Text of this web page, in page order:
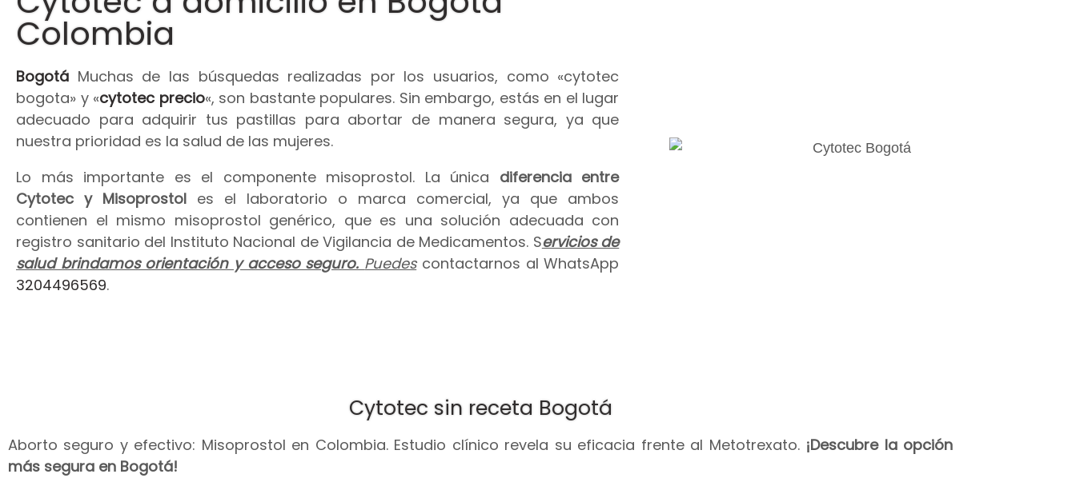
Colombia
Bogotá Muchas de las búsquedas realizadas por los usuarios, como «cytotec
bogota» y «cytotec precio«, son bastante populares. Sin embargo, estás en el lugar
adecuado para adquirir tus pastillas para abortar de manera segura, ya que
nuestra prioridad es la salud de las mujeres.
Lo más importante es el componente misoprostol. La única diferencia entre
Cytotec y Misoprostol es el laboratorio o marca comercial, ya que ambos
contienen el mismo misoprostol genérico, que es una solución adecuada con
registro sanitario del Instituto Nacional de Vigilancia de Medicamentos. Servicios de
salud brindamos orientación y acceso seguro. Puedescontactarnos al WhatsApp
3204496569.
Cytotec sin receta Bogotá
Aborto seguro y efectivo: Misoprostol en Colombia. Estudio clínico revela su eficacia frente al Metotrexato. ¡Descubre la opción
más segura en Bogotá!